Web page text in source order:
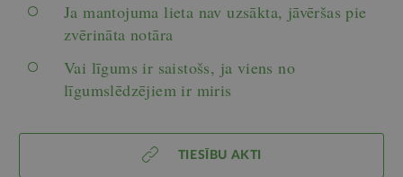
Ja mantojuma lieta nav uzsākta, jāvēršas pie
zvērināta notāra
Vai līgums ir saistošs, ja viens no
līgumslēdzējiem ir miris
TIESĪBU AKTI